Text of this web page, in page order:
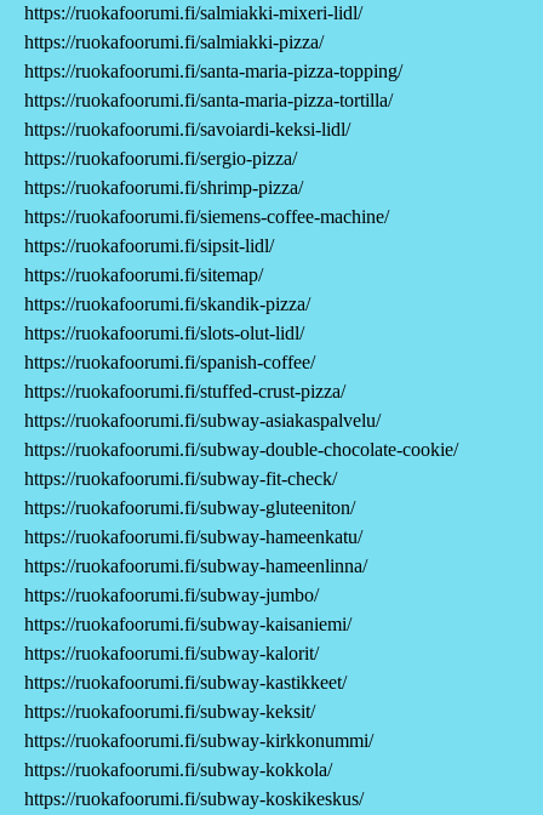
https://ruokafoorumi.fi/salmiakki-mixeri-lidl/
https://ruokafoorumi.fi/salmiakki-pizza/
https://ruokafoorumi.fi/santa-maria-pizza-topping/
https://ruokafoorumi.fi/santa-maria-pizza-tortilla/
https://ruokafoorumi.fi/savoiardi-keksi-lidl/
https://ruokafoorumi.fi/sergio-pizza/
https://ruokafoorumi.fi/shrimp-pizza/
https://ruokafoorumi.fi/siemens-coffee-machine/
https://ruokafoorumi.fi/sipsit-lidl/
https://ruokafoorumi.fi/sitemap/
https://ruokafoorumi.fi/skandik-pizza/
https://ruokafoorumi.fi/slots-olut-lidl/
https://ruokafoorumi.fi/spanish-coffee/
https://ruokafoorumi.fi/stuffed-crust-pizza/
https://ruokafoorumi.fi/subway-asiakaspalvelu/
https://ruokafoorumi.fi/subway-double-chocolate-cookie/
https://ruokafoorumi.fi/subway-fit-check/
https://ruokafoorumi.fi/subway-gluteeniton/
https://ruokafoorumi.fi/subway-hameenkatu/
https://ruokafoorumi.fi/subway-hameenlinna/
https://ruokafoorumi.fi/subway-jumbo/
https://ruokafoorumi.fi/subway-kaisaniemi/
https://ruokafoorumi.fi/subway-kalorit/
https://ruokafoorumi.fi/subway-kastikkeet/
https://ruokafoorumi.fi/subway-keksit/
https://ruokafoorumi.fi/subway-kirkkonummi/
https://ruokafoorumi.fi/subway-kokkola/
https://ruokafoorumi.fi/subway-koskikeskus/